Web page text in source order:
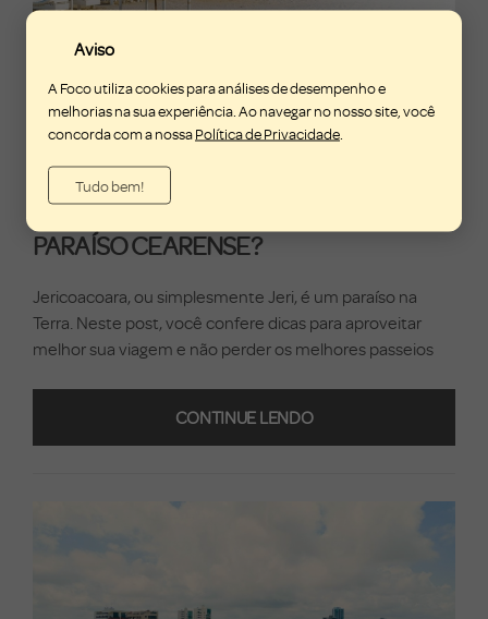
Aviso
A Foco utiliza cookies para análises de desempenho e
melhorias na sua experiência. Ao navegar no nosso site, você
concorda com a nossaPolítica de Privacidade
Tudo bem!
17 DE DEZEMBRO DE 2021
PORVITOR ALVES
JERICOACOARA: O QUE FAZER NESSE
PARAÍSO CEARENSE?
Jericoacoara, ou simplesmente Jeri, é um paraíso na
Terra. Neste post, você confere dicas para aproveitar
melhor sua viagem e não perder os melhores passeios
CONTINUE LENDO